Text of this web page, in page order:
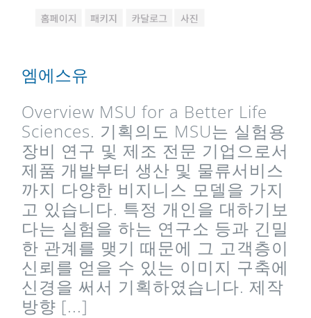
엠에스유
Overview MSU for a Better Life
Sciences. 기획의도 MSU는 실험용
장비 연구 및 제조 전문 기업으로서
제품 개발부터 생산 및 물류서비스
까지 다양한 비지니스 모델을 가지
고 있습니다. 특정 개인을 대하기보
다는 실험을 하는 연구소 등과 긴밀
한 관계를 맺기 때문에 그 고객층이
신뢰를 얻을 수 있는 이미지 구축에
신경을 써서 기획하였습니다. 제작
방향 [...]